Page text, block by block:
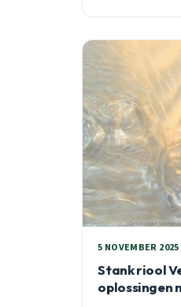
5 NOVEMBER
Stank riool
oplossingen